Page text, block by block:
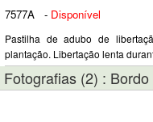
7577A
- Disponível
Pastilha de adubo de
plantação. Libertação lenta
Fotografias (2) :